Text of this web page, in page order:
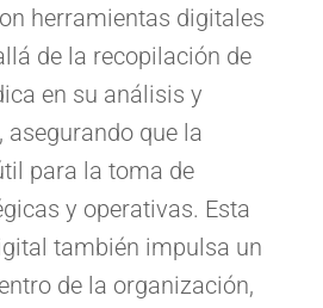
herramientas digitales
de la recopilación de
en su análisis y
que la
para la toma de
y operativas. Esta
también impulsa un
de la organización,